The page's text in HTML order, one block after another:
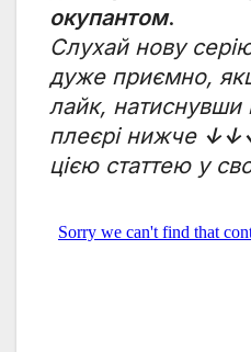
окупантом.
Слухай нову
дуже приємно,
лайк, натиснувши
плеєрі нижче
цією статтею у